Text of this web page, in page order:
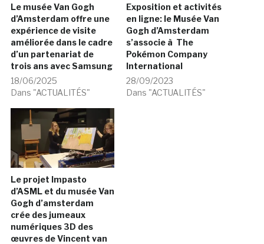
Le musée Van Gogh
d’Amsterdam offre une
expérience de visite
améliorée dans le cadre
d’un partenariat de
trois ans avec Samsung
18/06/2025
Dans "ACTUALITÉS"
Exposition et activités
en ligne: le Musée Van
Gogh d’Amsterdam
s’associe à The
Pokémon Company
International
28/09/2023
Dans "ACTUALITÉS"
Le projet Impasto
d’ASML et du musée Van
Gogh d’amsterdam
crée des jumeaux
numériques 3D des
œuvres de Vincent van